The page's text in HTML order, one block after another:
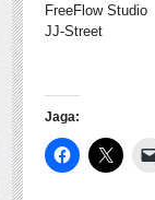
FreeFlow Studio
JJ-Street
Jaga: